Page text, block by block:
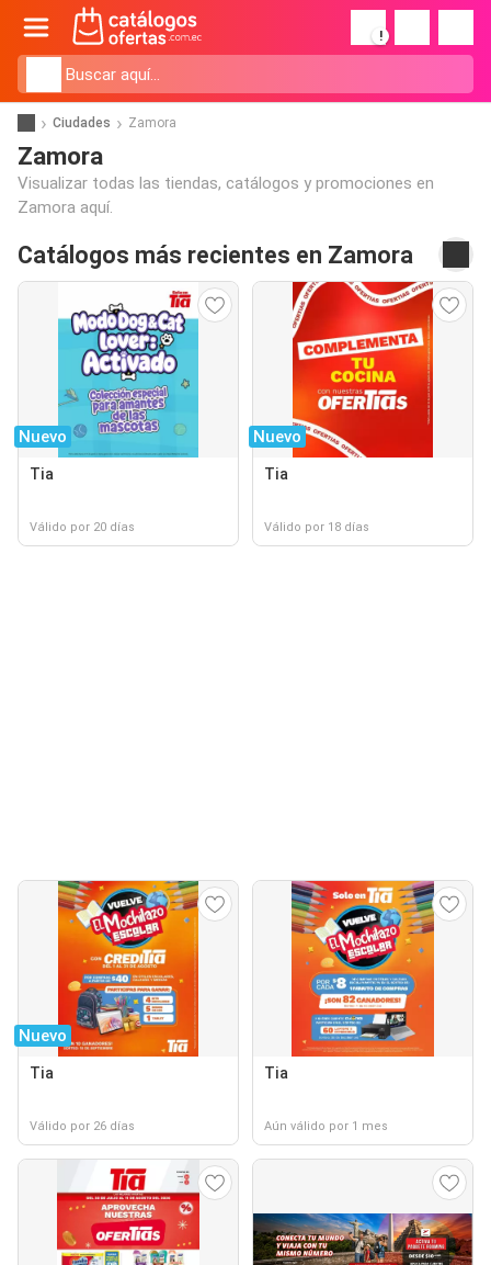
!
Ciudades Zamora
Zamora
Visualizar todas las tiendas, catálogos y promociones en
Zamora aquí.
Catálogos más recientes en Zamora
Nuevo
Tia
Válido por 20 días
Nuevo
Tia
Válido por 18 días
Nuevo
Tia
Válido por 26 días
Tia
Aún válido por 1 mes